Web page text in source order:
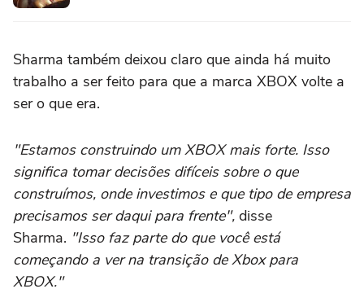
Sharma também deixou claro que ainda há muito
trabalho a ser feito para que a marca XBOX volte a
ser o que era.
"Estamos construindo um XBOX mais forte. Isso
significa tomar decisões difíceis sobre o que
construímos, onde investimos e que tipo de empresa
precisamos ser daqui para frente", disse
Sharma. "Isso faz parte do que você está
começando a ver na transição de Xbox para
XBOX."